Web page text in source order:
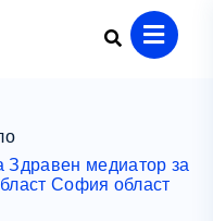
Здравен медиатор за
София област